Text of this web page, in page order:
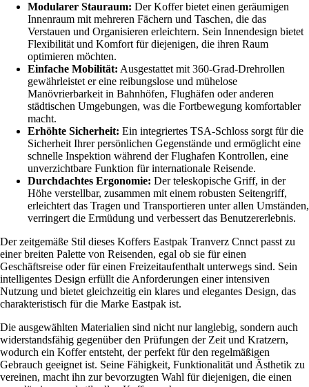
Modularer Stauraum: Der Koffer bietet einen geräumigen
Innenraum mit mehreren Fächern und Taschen, die das
Verstauen und Organisieren erleichtern. Sein Innendesign bietet
Flexibilität und Komfort für diejenigen, die ihren Raum
optimieren möchten.
Einfache Mobilität: Ausgestattet mit 360-Grad-Drehrollen
gewährleistet er eine reibungslose und mühelose
Manövrierbarkeit in Bahnhöfen, Flughäfen oder anderen
städtischen Umgebungen, was die Fortbewegung komfortabler
macht.
Erhöhte Sicherheit: Ein integriertes TSA-Schloss sorgt für die
Sicherheit Ihrer persönlichen Gegenstände und ermöglicht eine
schnelle Inspektion während der Flughafen Kontrollen, eine
unverzichtbare Funktion für internationale Reisende.
Durchdachtes Ergonomie: Der teleskopische Griff, in der
Höhe verstellbar, zusammen mit einem robusten Seitengriff,
erleichtert das Tragen und Transportieren unter allen Umständen,
verringert die Ermüdung und verbessert das Benutzererlebnis.
Der zeitgemäße Stil dieses Koffers Eastpak Tranverz Cnnct passt zu
einer breiten Palette von Reisenden, egal ob sie für einen
Geschäftsreise oder für einen Freizeitaufenthalt unterwegs sind. Sein
intelligentes Design erfüllt die Anforderungen einer intensiven
Nutzung und bietet gleichzeitig ein klares und elegantes Design, das
charakteristisch für die Marke Eastpak ist.
Die ausgewählten Materialien sind nicht nur langlebig, sondern auch
widerstandsfähig gegenüber den Prüfungen der Zeit und Kratzern,
wodurch ein Koffer entsteht, der perfekt für den regelmäßigen
Gebrauch geeignet ist. Seine Fähigkeit, Funktionalität und Ästhetik zu
vereinen, macht ihn zur bevorzugten Wahl für diejenigen, die einen